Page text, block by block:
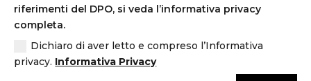
riferimenti del DPO, si veda l’informativa privacy
completa.
Dichiaro di aver letto e compreso l’Informativa
privacy. Informativa Privacy